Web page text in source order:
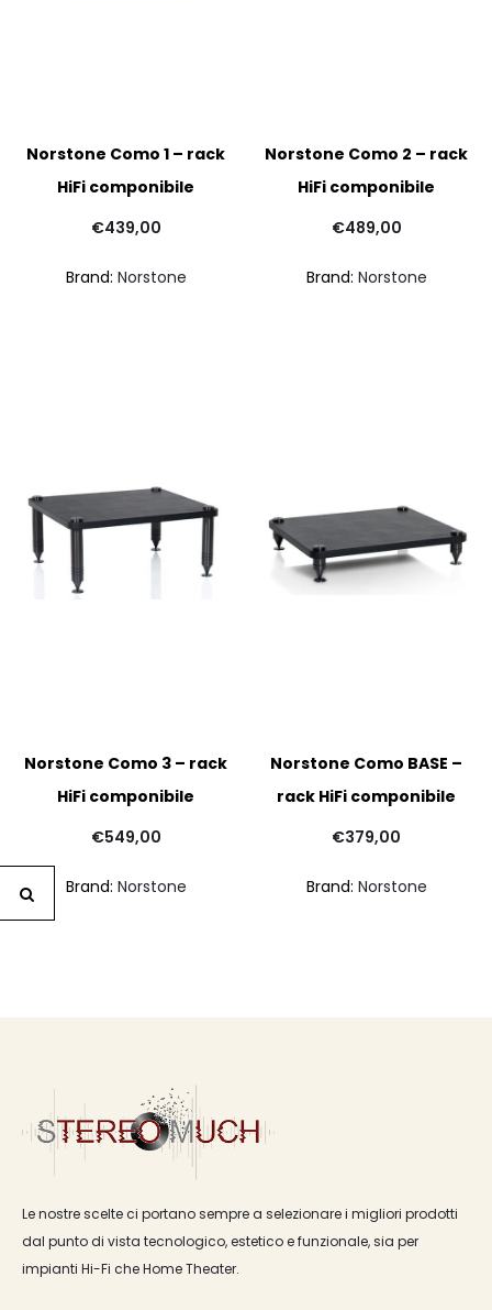
Norstone Como 1 – rack
HiFi componibile
€439,00
Brand: Norstone
Norstone Como 2 – rack
HiFi componibile
€489,00
Brand: Norstone
Norstone Como 3 – rack
HiFi componibile
€549,00
Brand: Norstone
Norstone Como BASE –
rack HiFi componibile
€379,00
Brand: Norstone
Le nostre scelte ci portano sempre a selezionare i migliori prodotti
dal punto di vista tecnologico, estetico e funzionale, sia per
impianti Hi-Fi che Home Theater.